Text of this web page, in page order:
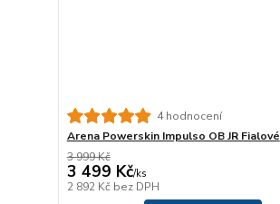
4 hodnocení
Arena Powerskin Impulso OB JR Fialové
3 999 Kč
3 499 Kč/ks
2 892 Kč bez DPH